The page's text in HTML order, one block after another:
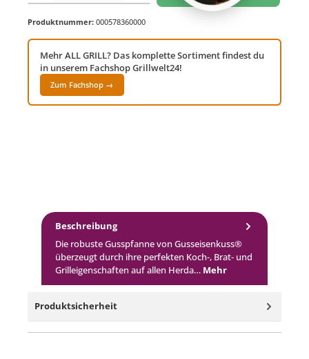
Produktnummer: 000578360000
Mehr ALL GRILL? Das komplette Sortiment findest du
in unserem Fachshop Grillwelt24!
Zum Fachshop →
Beschreibung
Die robuste Gusspfanne von Gusseisenkuss®
überzeugt durch ihre perfekten Koch-, Brat- und
Grilleigenschaften auf allen Herda… Mehr
Produktsicherheit